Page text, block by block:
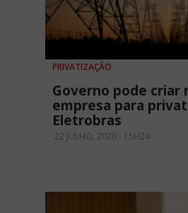
PRIVATIZAÇÃO
Governo pode criar
empresa para
Eletrobras
22 JULHO, 2020 - 15H24